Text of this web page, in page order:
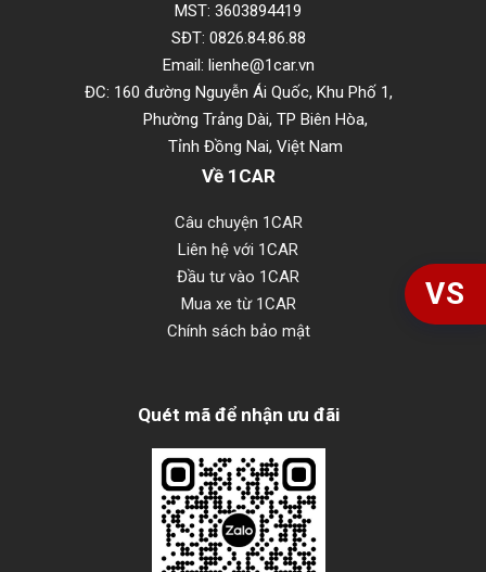
MST: 3603894419
SĐT: 0826.84.86.88
Email: lienhe@1car.vn
ĐC: 160 đường Nguyễn Ái Quốc, Khu Phố 1,
Phường Trảng Dài, TP Biên Hòa,
Tỉnh Đồng Nai, Việt Nam
Về 1CAR
Câu chuyện 1CAR
Liên hệ với 1CAR
Đầu tư vào 1CAR
Mua xe từ 1CAR
Chính sách bảo mật
Quét mã để nhận ưu đãi
VS